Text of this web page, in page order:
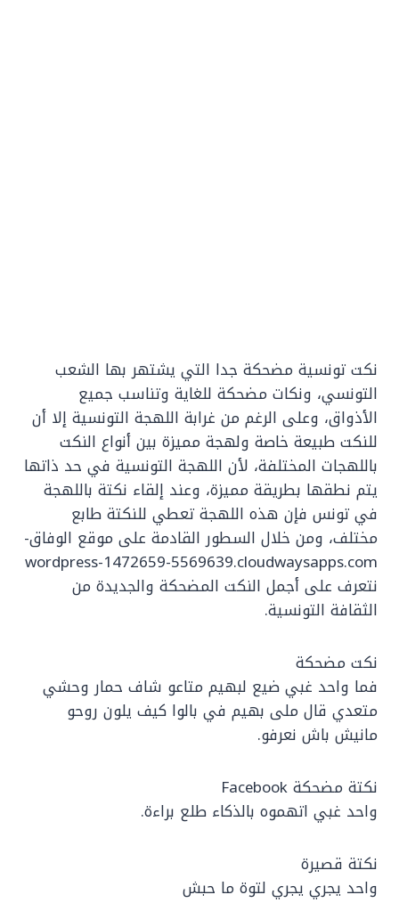
نكت تونسية مضحكة جدا التي يشتهر بها الشعب
التونسي، ونكات مضحكة للغاية وتناسب جميع
الأذواق، وعلى الرغم من غرابة اللهجة التونسية إلا أن
للنكت طبيعة خاصة ولهجة مميزة بين أنواع النكت
باللهجات المختلفة، لأن اللهجة التونسية في حد ذاتها
يتم نطقها بطريقة مميزة، وعند إلقاء نكتة باللهجة
في تونس فإن هذه اللهجة تعطي للنكتة طابع
مختلف، ومن خلال السطور القادمة على موقع الوفاق-
wordpress-1472659-5569639.cloudwaysapps.com
نتعرف على أجمل النكت المضحكة والجديدة من
الثقافة التونسية.
نكت مضحكة
فما واحد غبي ضيع لبهيم متاعو شاف حمار وحشي
متعدي قال ملى بهيم في بالوا كيف يلون روحو
مانيش باش نعرفو.
نكتة مضحكة Facebook
واحد غبي اتهموه بالذكاء طلع براءة.
نكتة قصيرة
واحد يجري يجري لتوة ما حبش